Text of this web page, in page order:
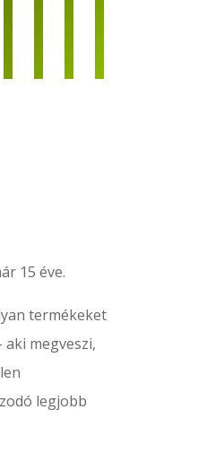
15 éve.
termékeket
megveszi,
legjobb